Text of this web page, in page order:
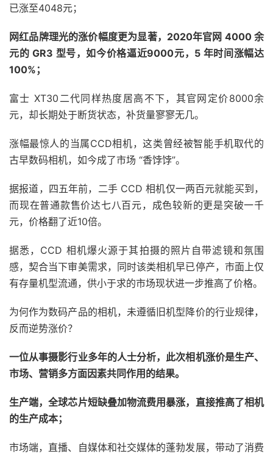
已涨至4048元；
网红品牌理光的涨价幅度更为显著，2020年官网 4000 余
元的 GR3 型号，如今价格逼近9000元，5 年时间涨幅达
100%；
富士 XT30二代同样热度居高不下，其官网定价8000余
元，却长期处于断货状态，补货量寥寥无几。
涨幅最惊人的当属CCD相机，这类曾经被智能手机取代的
古早数码相机，如今成了市场 “香饽饽”。
据报道，四五年前，二手 CCD 相机仅一两百元就能买到，
而现在普通款售价达七八百元，成色较新的更是突破一千
元，价格翻了近10倍。
据悉，CCD 相机爆火源于其拍摄的照片自带滤镜和氛围
感，契合当下审美需求，同时该类相机早已停产，市面上仅
有存量机型流通，供小于求的市场现状进一步推高了价格。
为何作为数码产品的相机，未遵循旧机型降价的行业规律，
反而逆势涨价？
一位从事摄影行业多年的人士分析，此次相机涨价是生产、
市场、营销多方面因素共同作用的结果。
生产端，全球芯片短缺叠加物流费用暴涨，直接推高了相机
的生产成本；
市场端，直播、自媒体和社交媒体的蓬勃发展，带动了消费